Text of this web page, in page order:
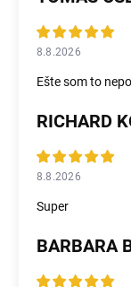
8.8.2026
Ešte som to
RICHARD
8.8.2026
Super
BARBARA